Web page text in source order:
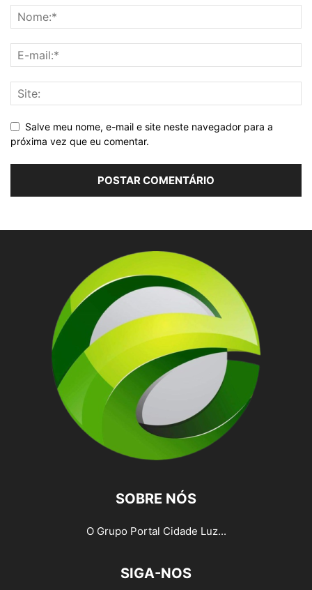
Salve meu nome, e-mail e site neste navegador para a
próxima vez que eu comentar.
SOBRE NÓS
O Grupo Portal Cidade Luz...
SIGA-NOS